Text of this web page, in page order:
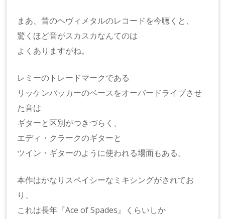
まあ、昔のヘヴィメタルのレコードを今聴くと、
驚くほど音がスカスカなんてのは
よくありますがね。
レミーのトレードマークである
リッケンバッカーのベースをオーバードライブさせ
た音は
ギターと区別がつきづらく、
エディ・クラークのギターと
ツイン・ギターのように使われる場面もある。
本作はかなりスペイシーなミキシングがされてお
り、
これは長年『Ace of Spades』くらいしか